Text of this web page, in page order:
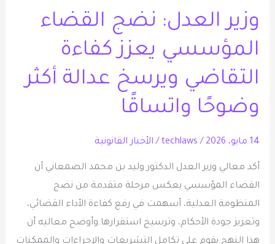
وزير العدل: نضج القضاء
المؤسسي يعزز كفاءة
التقاضي ويرسخ عدالة أكثر
وضوحًا واتساقًا
14 مايو، 2026 /
techlaws
/ الأخبار القانونية
أكد معالي وزير العدل الدكتور وليد بن محمد الصمعاني أن
القضاء المؤسسي يعكس مرحلة متقدمة من نضج
المنظومة العدلية، أسهمت في رفع كفاءة الأداء القضائي،
وتعزيز جودة الأحكام، وترسيخ استقرارها.وأوضح معاليه أن
هذا النهج يقوم على تكامل التشريعات والإجراءات والممكنات
نضج
المؤسسي
يعزز
التقاضي
أكثر
وضوحًا
واتساقًا